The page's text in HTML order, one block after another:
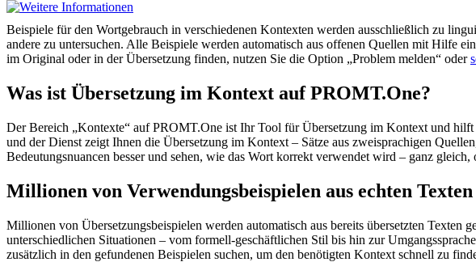
Beispiele für den Wortgebrauch in verschiedenen Kontexten werden ausschließlich zu
andere zu untersuchen. Alle Beispiele werden automatisch aus offenen Quellen mit Hilfe
im Original oder in der Übersetzung finden, nutzen Sie die Option „Problem melden“ oder
Was ist Übersetzung im Kontext auf PROMT.One?
Der Bereich „Kontexte“ auf PROMT.One ist Ihr Tool für Übersetzung im Kontext und
und der Dienst zeigt Ihnen die Übersetzung im Kontext – Sätze aus zweisprachigen
Bedeutungsnuancen besser und sehen, wie das Wort korrekt verwendet wird – ganz
Millionen von Verwendungsbeispielen aus echten Texten
Millionen von Übersetzungsbeispielen werden automatisch aus bereits übersetzten
unterschiedlichen Situationen – vom formell-geschäftlichen Stil bis hin zur
zusätzlich in den gefundenen Beispielen suchen, um den benötigten Kontext schnell zu